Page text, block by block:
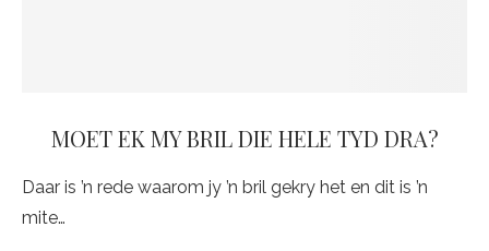
MOET EK MY BRIL DIE HELE TYD DRA?
Daar is ’n rede waarom jy ’n bril gekry het en dit is ’n
mite…